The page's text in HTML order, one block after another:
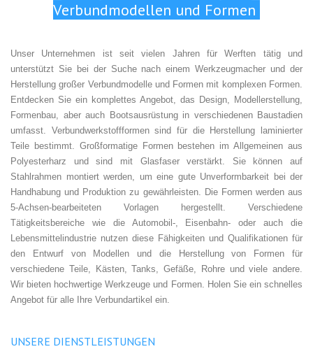
Verbundmodellen und Formen
Unser Unternehmen ist seit vielen Jahren für Werften tätig und
unterstützt Sie bei der Suche nach einem Werkzeugmacher und der
Herstellung großer Verbundmodelle und Formen mit komplexen Formen.
Entdecken Sie ein komplettes Angebot, das Design, Modellerstellung,
Formenbau, aber auch Bootsausrüstung in verschiedenen Baustadien
umfasst. Verbundwerkstoffformen sind für die Herstellung laminierter
Teile bestimmt. Großformatige Formen bestehen im Allgemeinen aus
Polyesterharz und sind mit Glasfaser verstärkt. Sie können auf
Stahlrahmen montiert werden, um eine gute Unverformbarkeit bei der
Handhabung und Produktion zu gewährleisten. Die Formen werden aus
5-Achsen-bearbeiteten Vorlagen hergestellt. Verschiedene
Tätigkeitsbereiche wie die Automobil-, Eisenbahn- oder auch die
Lebensmittelindustrie nutzen diese Fähigkeiten und Qualifikationen für
den Entwurf von Modellen und die Herstellung von Formen für
verschiedene Teile, Kästen, Tanks, Gefäße, Rohre und viele andere.
Wir bieten hochwertige Werkzeuge und Formen. Holen Sie ein schnelles
Angebot für alle Ihre Verbundartikel ein.
UNSERE DIENSTLEISTUNGEN